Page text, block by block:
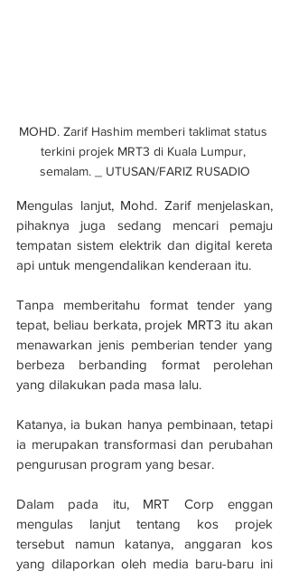
MOHD. Zarif Hashim memberi taklimat status
terkini projek MRT3 di Kuala Lumpur,
semalam. _ UTUSAN/FARIZ RUSADIO
Mengulas lanjut, Mohd. Zarif menjelaskan,
pihaknya juga sedang mencari pemaju
tempatan sistem elektrik dan digital kereta
api untuk mengendalikan kenderaan itu.
Tanpa memberitahu format tender yang
tepat, beliau berkata, projek MRT3 itu akan
menawarkan jenis pemberian tender yang
berbeza berbanding format perolehan
yang dilakukan pada masa lalu.
Katanya, ia bukan hanya pembinaan, tetapi
ia merupakan transformasi dan perubahan
pengurusan program yang besar.
Dalam pada itu, MRT Corp enggan
mengulas lanjut tentang kos projek
tersebut namun katanya, anggaran kos
yang dilaporkan oleh media baru-baru ini